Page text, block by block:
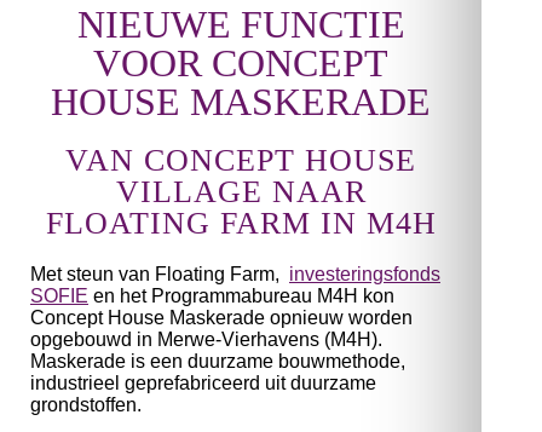
NIEUWE FUNCTIE
VOOR CONCEPT
HOUSE MASKERADE
VAN CONCEPT HOUSE
VILLAGE NAAR
FLOATING FARM IN M4H
Met steun van Floating Farm, investeringsfonds
SOFIE en het Programmabureau M4H kon
Concept House Maskerade opnieuw worden
opgebouwd in Merwe-Vierhavens (M4H).
Maskerade is een duurzame bouwmethode,
industrieel geprefabriceerd uit duurzame
grondstoffen.